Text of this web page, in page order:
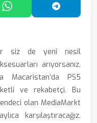
Paylaş
WhatsApp'ta Paylaş
siz de yeni nesil
arıyorsanız,
Macaristan’da PS5
ve rekabetçi. Bu
olan MediaMarkt
karşılaştıracağız.